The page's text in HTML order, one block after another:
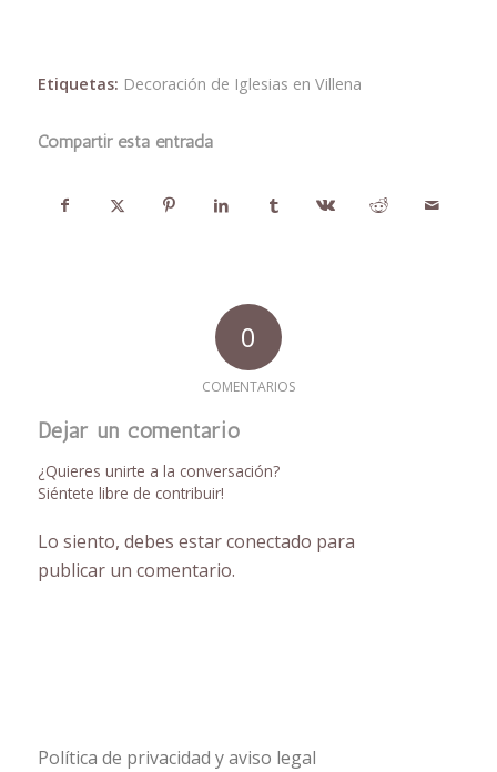
Etiquetas: Decoración de Iglesias en Villena
Compartir esta entrada
0
COMENTARIOS
Dejar un comentario
¿Quieres unirte a la conversación?
Siéntete libre de contribuir!
Lo siento, debes estarconectado para
publicar un comentario.
Política de privacidad y aviso legal